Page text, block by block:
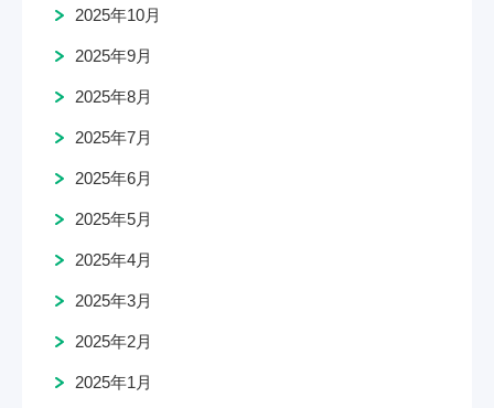
2025年10月
2025年9月
2025年8月
2025年7月
2025年6月
2025年5月
2025年4月
2025年3月
2025年2月
2025年1月